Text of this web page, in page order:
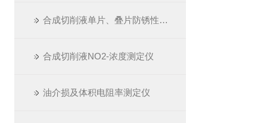
合成切削液单片、叠片防锈性测定仪
合成切削液NO2-浓度测定仪
油介损及体积电阻率测定仪